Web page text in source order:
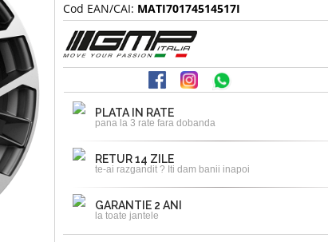
Cod EAN/CAI: MATI70174514517I
PLATA IN RATE
pana la 3 rate fara dobanda
RETUR 14 ZILE
te-ai razgandit ? Iti dam banii inapoi
GARANTIE 2 ANI
la toate jantele